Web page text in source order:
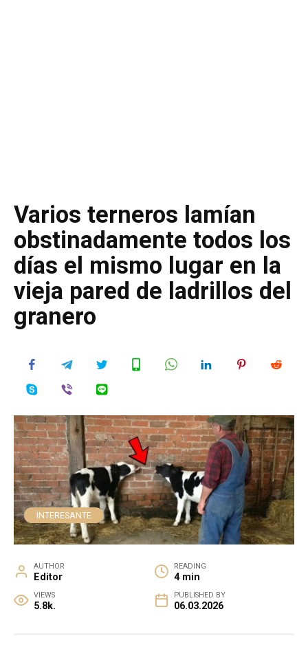
Varios terneros lamían
obstinadamente todos los
días el mismo lugar en la
vieja pared de ladrillos del
granero
INTERESANTE
AUTHOR
Editor
READING
4 min
VIEWS
5.8k.
PUBLISHED BY
06.03.2026